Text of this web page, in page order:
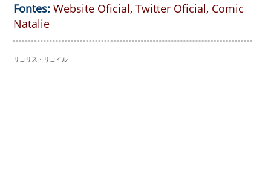
Fontes: Website Oficial, Twitter Oficial, Comic
Natalie
リコリス・リコイル